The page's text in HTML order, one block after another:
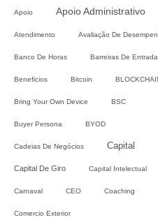
Apoio Apoio Administrativo
Atendimento Avaliação De
Banco De Horas Barreiras De Entrada
Beneficios Bitcoin
Bring Your Own Device BSC
Buyer Persona BYOD
Cadeias De Negócios Capital
Capital De Giro Capital Intelectual
Carnaval CEO Coaching
Comercio Exterior